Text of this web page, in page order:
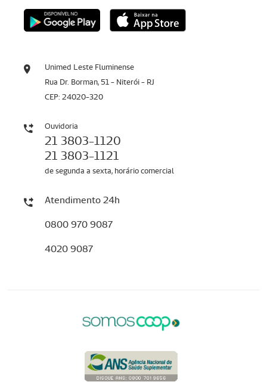
Unimed Leste Fluminense
Rua Dr. Borman, 51 - Niterói - RJ
CEP: 24020-320
Ouvidoria
21 3803-1120
21 3803-1121
de segunda a sexta, horário comercial
Atendimento 24h
0800 970 9087
4020 9087